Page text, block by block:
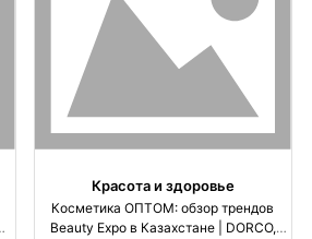
Красота и здоровье
Косметика ОПТОМ: обзор трендов
Beauty Expo в Казахстане | DORCO,